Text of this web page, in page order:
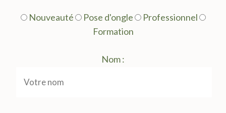
Nouveauté Pose d'ongle
Professionnel
Formation
Nom :